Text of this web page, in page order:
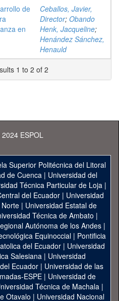
de
en
Ceballos, Javier,
Director; Obando
Henk, Jacqueline;
Henández Sánchez,
Henauld
1 to 2 of 2
ESPOL
Superior Politécnica del Litoral
de Cuenca| Universidad del
Técnica Particular de Loja|
del Ecuador| Universidad
| Universidad Estatal de
Técnica de Ambato |
Autónoma de los Andes|
Equinoccial| Pontificia
del Ecuador | Universidad
Salesiana | Universidad
Ecuador | Universidad de las
ESPE | Universidad de
Técnica de Machala|
Otavalo | Universidad Nacional